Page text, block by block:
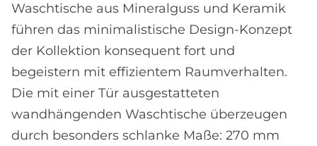
Waschtische aus Mineralguss und Keramik
führen das minimalistische Design-Konzept
der Kollektion konsequent fort und
begeistern mit effizientem Raumverhalten.
Die mit einer Tür ausgestatteten
wandhängenden Waschtische überzeugen
durch besonders schlanke Maße: 270 mm